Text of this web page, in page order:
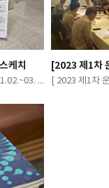
회] 현장스케치
[ 2023 성과교류회]2023.11.02.~03. 가톨릭대학교 성의교정 성의회관 마리아홀
[2023 제1차